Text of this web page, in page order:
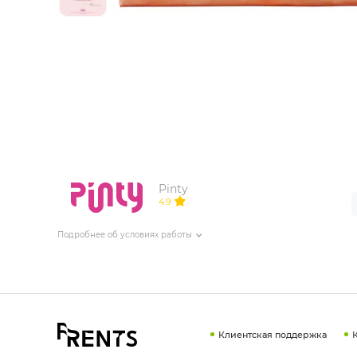
ИЗДЕЛИЯ ДЛЯ КОМФОРТА
Pinty
4.9
Подробнее об условиях работы
Клиентская поддержка